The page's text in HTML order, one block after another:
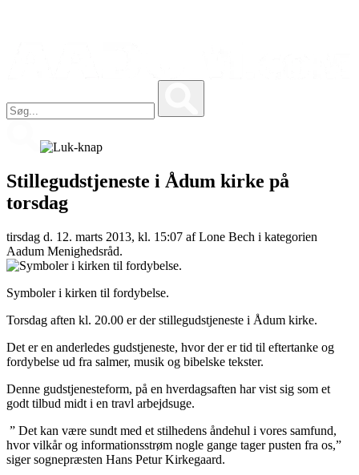
Stillegudstjeneste i Ådum kirke på
torsdag
tirsdag d. 12. marts 2013, kl. 15:07 af Lone Bech i kategorien
Aadum Menighedsråd.
Symboler i kirken til fordybelse.
Torsdag aften kl. 20.00 er der stillegudstjeneste i Ådum kirke.
Det er en anderledes gudstjeneste, hvor der er tid til eftertanke og
fordybelse ud fra salmer, musik og bibelske tekster.
Denne gudstjenesteform, på en hverdagsaften har vist sig som et
godt tilbud midt i en travl arbejdsuge.
” Det kan være sundt med et stilhedens åndehul i vores samfund,
hvor vilkår og informationsstrøm nogle gange tager pusten fra os,”
siger sognepræsten Hans Petur Kirkegaard.